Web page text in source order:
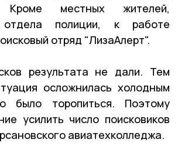
Кроме местных жителей,
отдела полиции, к работе
отряд "ЛизаАлерт".
результата не дали. Тем
осложнилась холодным
было торопиться. Поэтому
усилить число поисковиков
авиатехколледжа.